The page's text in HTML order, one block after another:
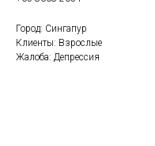
Город: Сингапур
Клиенты: Взрослые
Жалоба: Депрессия